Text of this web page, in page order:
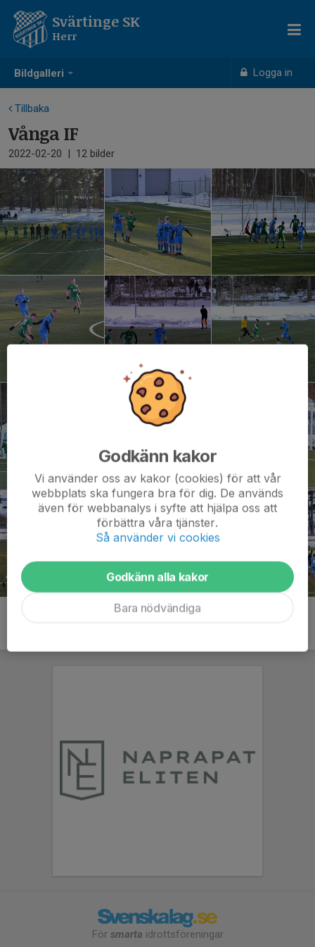
Bildgalleri Logga in
Svärtinge SK
Herr
Tillbaka
Vånga IF
2022-02-20 | 12 bilder
För smarta idrottsföreningar
Godkänn kakor
Vi använder oss av kakor (cookies) för att vår
webbplats ska fungera bra för dig. De används
även för webbanalys i syfte att hjälpa oss att
förbättra våra tjänster.
Så använder vi cookies
Godkänn alla kakor
Bara nödvändiga